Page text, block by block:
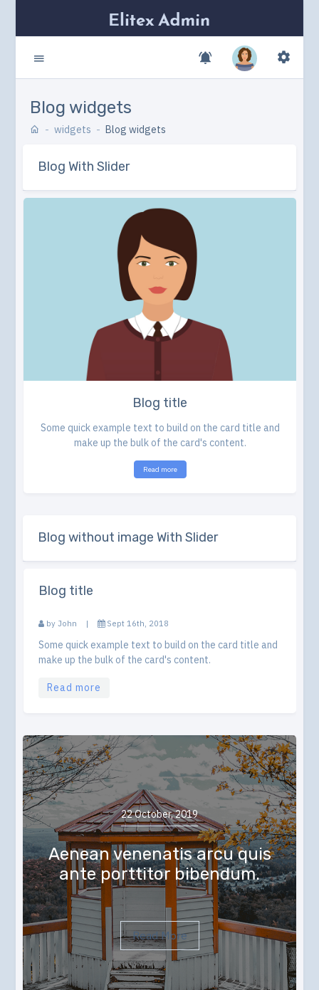
Blog widgets
widgets Blog widgets
Blog With Slider
Blog title
Some quick example text to build on the card title and
make up the bulk of the card's content.
Read more
Blog without image With Slider
Blog title
by John | Sept 16th, 2018
Some quick example text to build on the card title and
make up the bulk of the card's content.
Read more
22 October, 2019
Aenean venenatis arcu quis
ante porttitor bibendum.
Read More